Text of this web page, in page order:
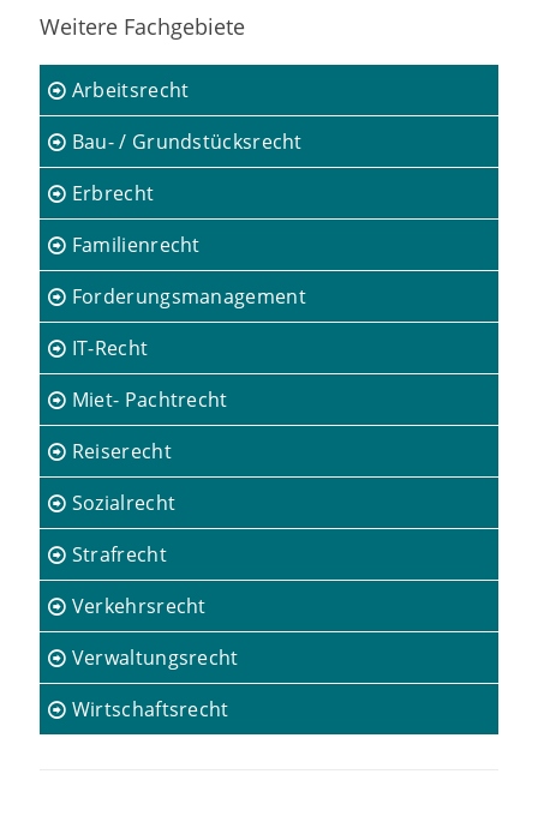
Weitere Fachgebiete
Arbeitsrecht
Bau- / Grundstücksrecht
Erbrecht
Familienrecht
Forderungsmanagement
IT-Recht
Miet- Pachtrecht
Reiserecht
Sozialrecht
Strafrecht
Verkehrsrecht
Verwaltungsrecht
Wirtschaftsrecht